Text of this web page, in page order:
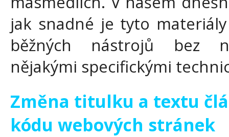
jak snadné je tyto
běžných nástrojů bez
nějakými specifickými
Změna titulku a textu
kódu webových stránek